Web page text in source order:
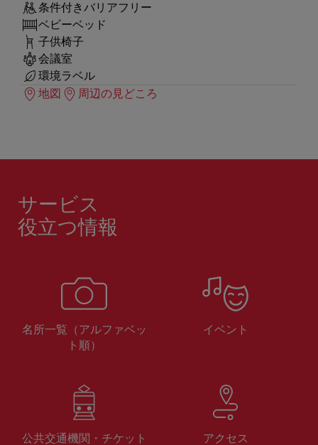
条件付きバリアフリー
ベビーベッド
子供椅子
会議室
環境ラベル
地図
周辺の見どころ
サービス
役立つ情報
名所一覧（アルファベッ
ト順）
イベント
公共交通機関・チケット アクセス